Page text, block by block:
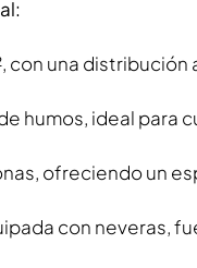
con una distribución
humos, ideal
ofreciendo un
con neveras,